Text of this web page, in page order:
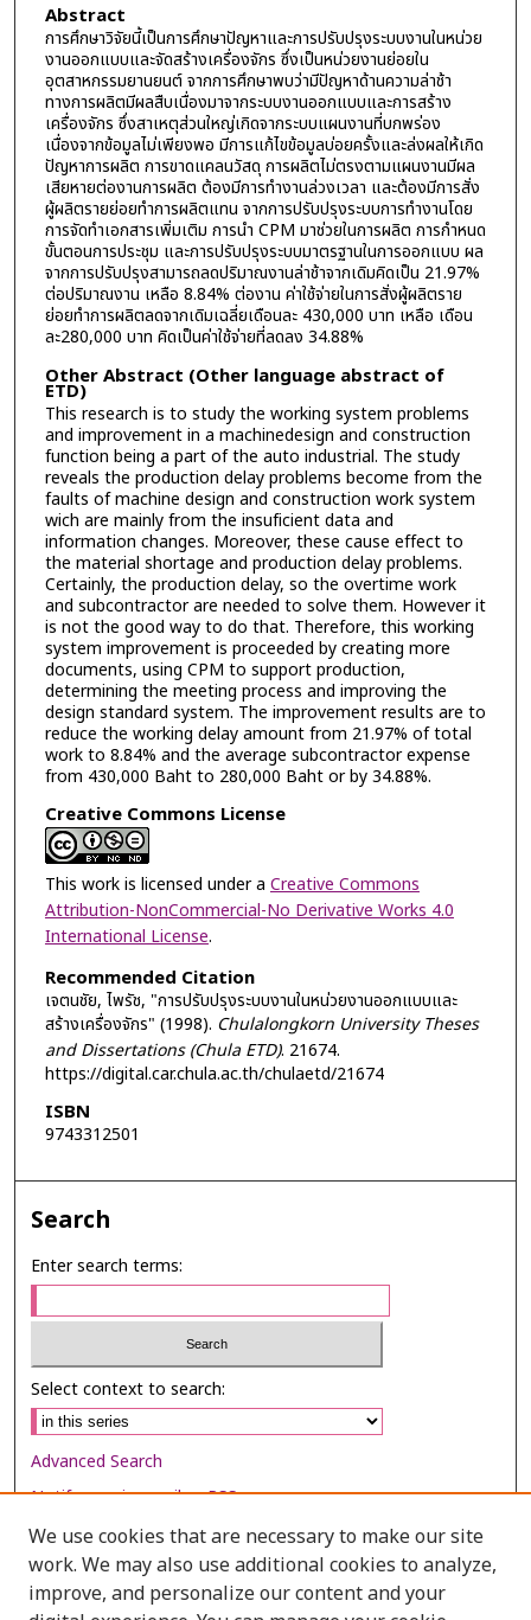
Abstract
การศึกษาวิจัยนี้เป็นการศึกษาปัญหาและการปรับปรุงระบบงานในหน่วย
งานออกแบบและจัดสร้างเครื่องจักร ซึ่งเป็นหน่วยงานย่อยใน
อุตสาหกรรมยานยนต์ จากการศึกษาพบว่ามีปัญหาด้านความล่าช้า
ทางการผลิตมีผลสืบเนื่องมาจากระบบงานออกแบบและการสร้าง
เครื่องจักร ซึ่งสาเหตุส่วนใหญ่เกิดจากระบบแผนงานที่บกพร่อง
เนื่องจากข้อมูลไม่เพียงพอ มีการแก้ไขข้อมูลบ่อยครั้งและล่งผลให้เกิด
ปัญหาการผลิต การขาดแคลนวัสดุ การผลิตไม่ตรงตามแผนงานมีผล
เสียหายต่องานการผลิต ต้องมีการทำงานล่วงเวลา และต้องมีการสั่ง
ผู้ผลิตรายย่อยทำการผลิตแทน จากการปรับปรุงระบบการทำงานโดย
การจัดทำเอกสารเพิ่มเติม การนำ CPM มาช่วยในการผลิต การกำหนด
ขั้นตอนการประชุม และการปรับปรุงระบบมาตรฐานในการออกแบบ ผล
จากการปรับปรุงสามารถลดปริมาณงานล่าช้าจากเดิมคิดเป็น 21.97%
ต่อปริมาณงาน เหลือ 8.84% ต่องาน ค่าใช้จ่ายในการสั่งผู้ผลิตราย
ย่อยทำการผลิตลดจากเดิมเฉลี่ยเดือนละ 430,000 บาท เหลือ เดือน
ละ280,000 บาท คิดเป็นค่าใช้จ่ายที่ลดลง 34.88%
Other Abstract (Other language abstract of
ETD)
This research is to study the working system problems
and improvement in a machinedesign and construction
function being a part of the auto industrial. The study
reveals the production delay problems become from the
faults of machine design and construction work system
wich are mainly from the insuficient data and
information changes. Moreover, these cause effect to
the material shortage and production delay problems.
Certainly, the production delay, so the overtime work
and subcontractor are needed to solve them. However it
is not the good way to do that. Therefore, this working
system improvement is proceeded by creating more
documents, using CPM to support production,
determining the meeting process and improving the
design standard system. The improvement results are to
reduce the working delay amount from 21.97% of total
work to 8.84% and the average subcontractor expense
from 430,000 Baht to 280,000 Baht or by 34.88%.
Creative Commons License
This work is licensed under a Creative Commons
Attribution-NonCommercial-No Derivative Works 4.0
International License.
Recommended Citation
เจตนชัย, ไพรัช, "การปรับปรุงระบบงานในหน่วยงานออกแบบและ
สร้างเครื่องจักร" (1998). Chulalongkorn University Theses
and Dissertations (Chula ETD). 21674.
https://digital.car.chula.ac.th/chulaetd/21674
ISBN
9743312501
Search
Enter search terms:
Select context to search:
Advanced Search
Notify me via email orRSS
Browse
Collections
We use cookies that are necessary to make our site
work. We may also use additional cookies to analyze,
improve, and personalize our content and your